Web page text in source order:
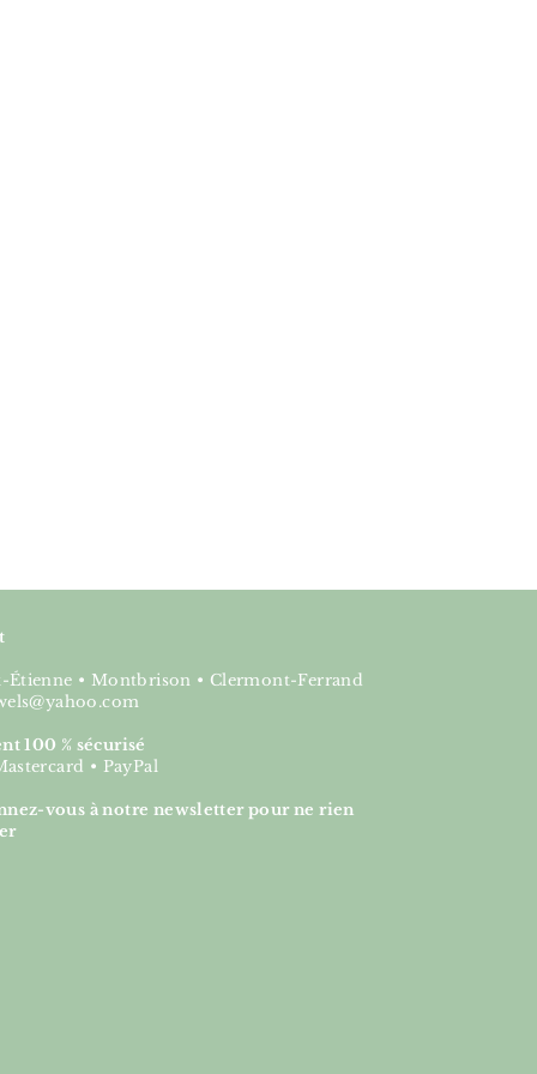
Étienne • Montbrison • Clermont-Ferrand
100 % sécurisé
• PayPal
vous à notre newsletter pour ne rien